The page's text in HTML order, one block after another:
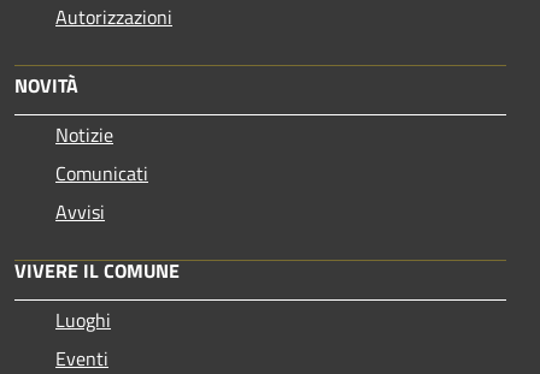
Autorizzazioni
NOVITÀ
Notizie
Comunicati
Avvisi
VIVERE IL COMUNE
Luoghi
Eventi